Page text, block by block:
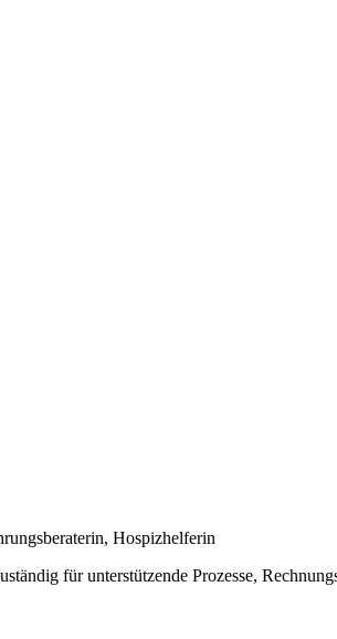
Hospizhelferin
für unterstützende Prozesse,